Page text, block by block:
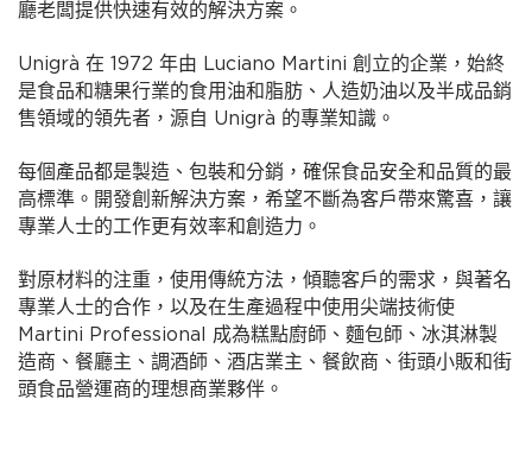
廳老闆提供快速有效的解決方案。
Unigrà 在 1972 年由 Luciano Martini 創立的企業，始終
是食品和糖果行業的食用油和脂肪、人造奶油以及半成品銷
售領域的領先者，源自 Unigrà 的專業知識。
每個產品都是製造、包裝和分銷，確保食品安全和品質的最
高標準。開發創新解決方案，希望不斷為客戶帶來驚喜，讓
專業人士的工作更有效率和創造力。
對原材料的注重，使用傳統方法，傾聽客戶的需求，與著名
專業人士的合作，以及在生產過程中使用尖端技術使
Martini Professional 成為糕點廚師、麵包師、冰淇淋製
造商、餐廳主、調酒師、酒店業主、餐飲商、街頭小販和街
頭食品營運商的理想商業夥伴。